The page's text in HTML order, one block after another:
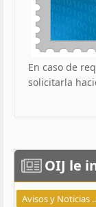
En caso de
solicitarla
OIJ le
Avisos y Noticias